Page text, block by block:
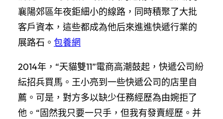
襄陽郊區年夜鉅細小的線路，同時積聚了大批
客戶資本，這些都成為他后來進進快遞行業的
展路石。 包養網
2014年，“天貓雙11”電商高潮鼓起，快遞公司紛
紜招兵買馬。王小亮到一些快遞公司的店里自
薦。可是，對方多以缺少任務經歷為由婉拒了
他。“固然我只要一只手，但我有發賣經歷。并